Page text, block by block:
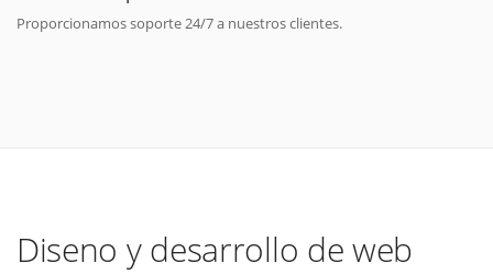
Proporcionamos soporte 24/7 a nuestros clientes.
Diseno y desarrollo de web